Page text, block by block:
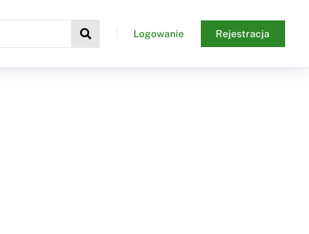
Logowanie Rejestracja